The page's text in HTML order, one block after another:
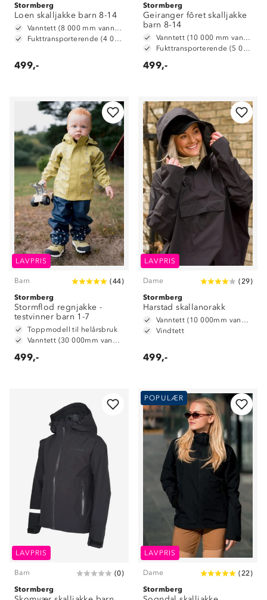
Stormberg
Loen skalljakke barn 8-14
Vanntett (8 000 mm vannsøyle)
Fukttransporterende (4 000 g/ m2/ 24t)
499,-
Stormberg
Geiranger fôret skalljakke
barn 8-14
Vanntett (10 000 mm vannsøyle)
Fukttransporterende (5 000 g/m2/24t)
499,-
LAVPRIS
Barn (44)
Stormberg
Stormflod regnjakke -
testvinner barn 1-7
Toppmodell til helårsbruk
Vanntett (30 000mm vannsøyle)
499,-
LAVPRIS
Dame (29)
Stormberg
Harstad skallanorakk
Vanntett (10 000mm vannsøyle)
Vindtett
499,-
LAVPRIS
Barn (0)
Stormberg
POPULÆR
LAVPRIS
Dame (22)
Stormberg